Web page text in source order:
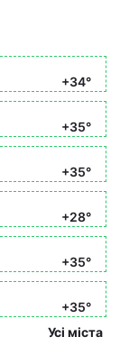
+34°
+35°
+35°
+28°
+35°
+35°
Усі міста